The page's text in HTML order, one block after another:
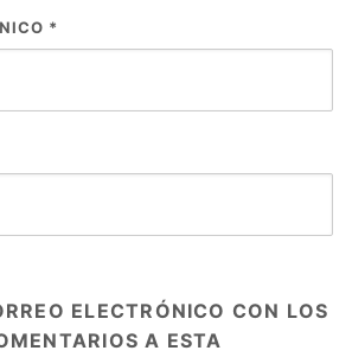
*
ELECTRÓNICO CON LOS
A ESTA